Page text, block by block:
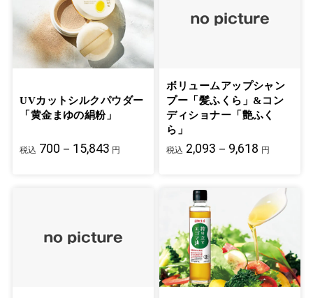
UVカットシルクパウダー
「黄金まゆの絹粉」
税込 700－15,843 円
ボリュームアップシャン
プー「髪ふくら」&コン
ディショナー「艶ふく
ら」
税込 2,093－9,618 円